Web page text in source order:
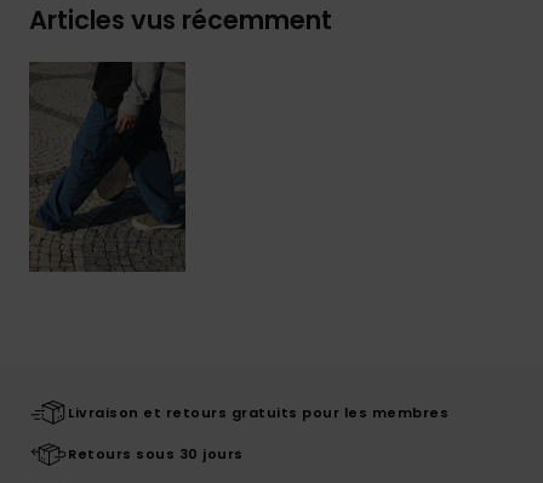
Articles vus récemment
Livraison et retours gratuits pour les membres
Retours sous 30 jours